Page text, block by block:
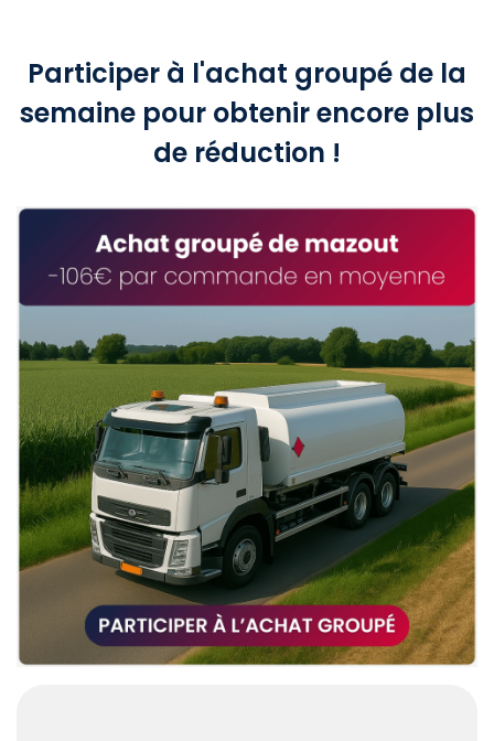
Participer à l'achat groupé de la
semaine pour obtenir encore plus
de réduction !